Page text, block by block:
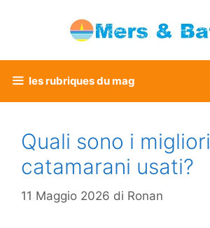
les rubriques du mag
Quali sono i migliori
catamarani usati?
11 Maggio 2026 di Ronan